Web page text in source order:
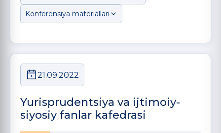
Konferensiya materiallari
21.09.2022
Yurisprudentsiya va ijtimoiy-
siyosiy fanlar kafedrasi